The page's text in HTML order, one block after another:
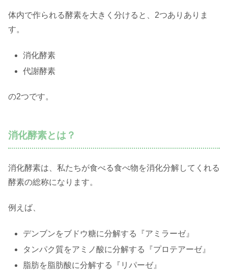
体内で作られる酵素を大きく分けると、2つありありま
す。
消化酵素
代謝酵素
の2つです。
消化酵素とは？
消化酵素は、私たちが食べる食べ物を消化分解してくれる
酵素の総称になります。
例えば、
デンブンをブドウ糖に分解する『アミラーゼ』
タンパク質をアミノ酸に分解する『プロテアーゼ』
脂肪を脂肪酸に分解する『リパーゼ』